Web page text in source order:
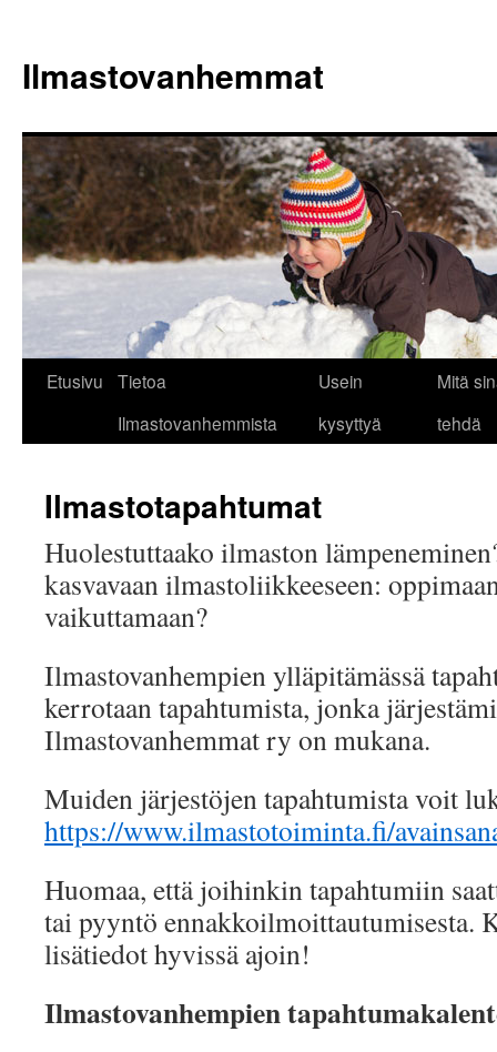
Ilmastovanhemmat
Etusivu
Tietoa
Ilmastovanhemmista
Usein
kysyttyä
Mitä
tehdä
Ilmastotapahtumat
Huolestuttaako ilmaston
kasvavaan ilmastoliikkeeseen:
vaikuttamaan?
Ilmastovanhempien ylläpitämässä
kerrotaan tapahtumista, jonka
Ilmastovanhemmat ry on mukana.
Muiden järjestöjen tapahtumista voit
https://www.ilmastotoiminta.fi/
Huomaa, että joihinkin tapahtumiin
tai pyyntö ennakkoilmoittautumisesta.
lisätiedot hyvissä ajoin!
Ilmastovanhempien